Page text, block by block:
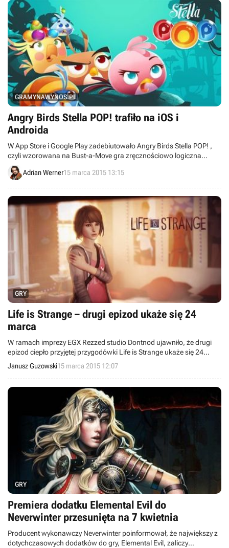
GRAMYNAWYNOS.PL
Angry Birds Stella POP! trafiło na iOS i
Androida
W App Store i Google Play zadebiutowało Angry Birds Stella POP! ,
czyli wzorowana na Bust-a-Move gra zręcznościowo logiczna
fińskiego studia Rovio.
Adrian Werner15 marca 2015 13:15
GRY
Life is Strange – drugi epizod ukaże się 24
marca
W ramach imprezy EGX Rezzed studio Dontnod ujawniło, że drugi
epizod ciepło przyjętej przygodówki Life is Strange ukaże się 24
marca. Jest to drobne opóźnienie w stosunku do pierwotnych
założeń. Podczas wystąpienia zaprezentowano również 15 minut
rozgrywki z nadchodzącego odcinka.
Janusz Guzowski15 marca 2015 12:07
GRY
Premiera dodatku Elemental Evil do
Neverwinter przesunięta na 7 kwietnia
Producent wykonawczy Neverwinter poinformował, że największy z
dotychczasowych dodatków do gry, Elemental Evil, zaliczy